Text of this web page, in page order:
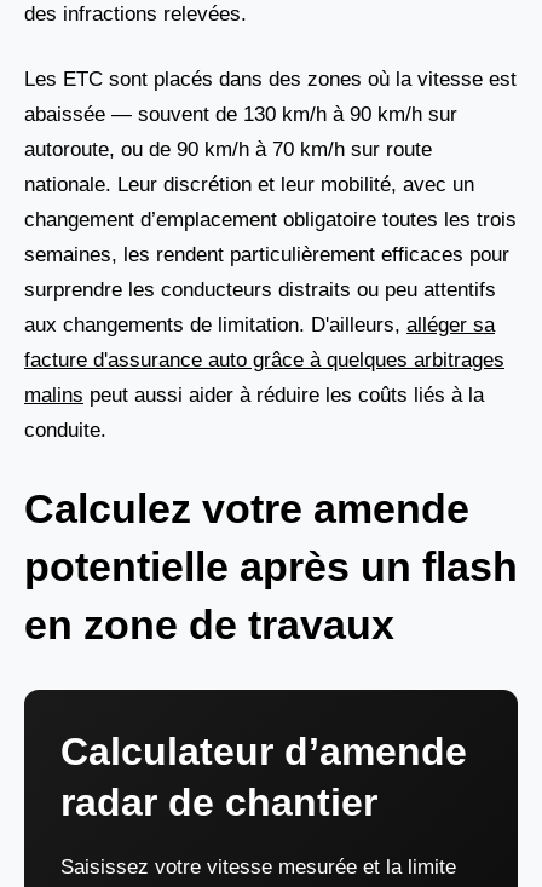
des infractions relevées.
Les ETC sont placés dans des zones où la vitesse est
abaissée — souvent de 130 km/h à 90 km/h sur
autoroute, ou de 90 km/h à 70 km/h sur route
nationale. Leur discrétion et leur mobilité, avec un
changement d’emplacement obligatoire toutes les trois
semaines, les rendent particulièrement efficaces pour
surprendre les conducteurs distraits ou peu attentifs
aux changements de limitation. D'ailleurs, alléger sa
facture d'assurance auto grâce à quelques arbitrages
malins peut aussi aider à réduire les coûts liés à la
conduite.
Calculez votre amende
potentielle après un flash
en zone de travaux
Calculateur d’amende
radar de chantier
Saisissez votre vitesse mesurée et la limite